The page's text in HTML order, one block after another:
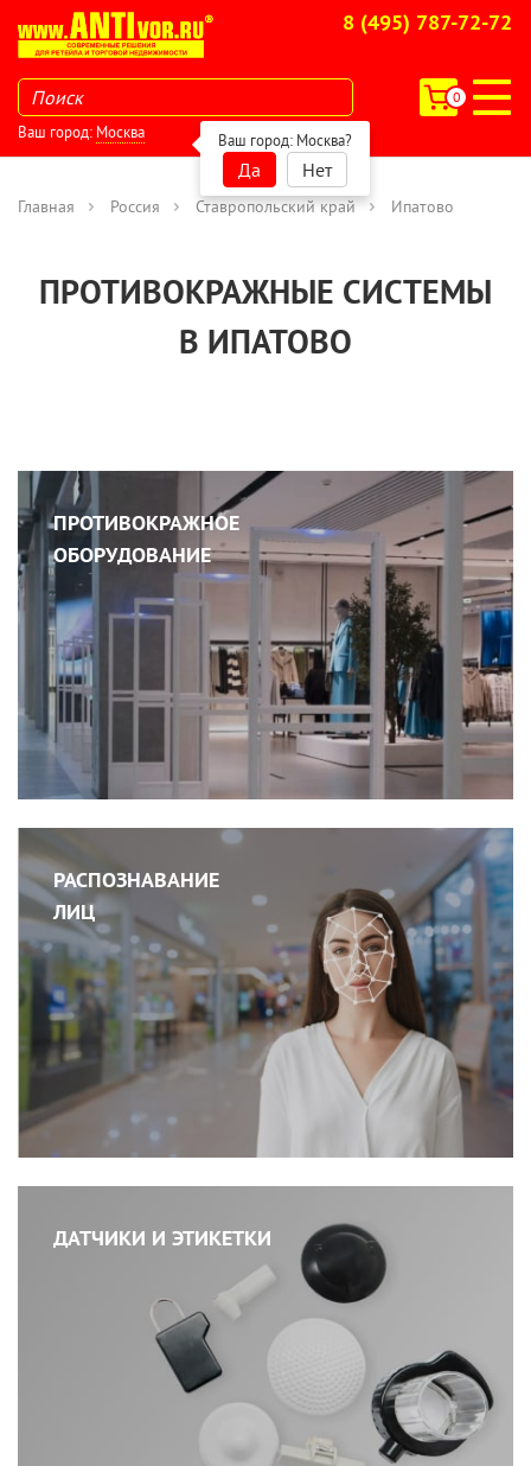
8 (495) 787-72-72
0
Ваш город: Москва Ваш город: Москва?
Да Нет
Главная Россия Ставропольский край Ипатово
ПРОТИВОКРАЖНЫЕ СИСТЕМЫ
В ИПАТОВО
ПРОТИВОКРАЖНОЕ
ОБОРУДОВАНИЕ
РАСПОЗНАВАНИЕ
ЛИЦ
ДАТЧИКИ И ЭТИКЕТКИ